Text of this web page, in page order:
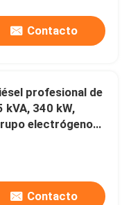
Contacto
profesional de
kVA, 340 kW,
electrógeno
Contacto